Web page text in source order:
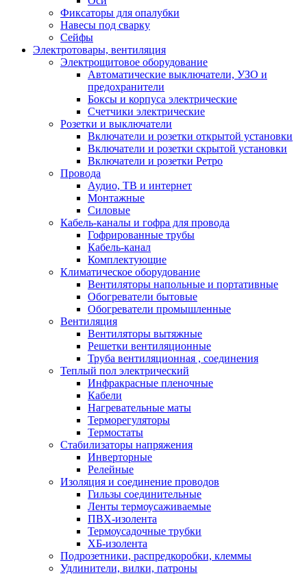
Фиксаторы для опалубки
Навесы под сварку
Сейфы
Электротовары, вентиляция
Электрощитовое оборудование
Автоматические выключатели, УЗО и
предохранители
Боксы и корпуса электрические
Счетчики электрические
Розетки и выключатели
Включатели и розетки открытой установки
Включатели и розетки скрытой установки
Включатели и розетки Ретро
Провода
Аудио, ТВ и интернет
Монтажные
Силовые
Кабель-каналы и гофра для провода
Гофрированные трубы
Кабель-канал
Комплектующие
Климатическое оборудование
Вентиляторы напольные и портативные
Обогреватели бытовые
Обогреватели промышленные
Вентиляция
Вентиляторы вытяжные
Решетки вентиляционные
Труба вентиляционная , соединения
Теплый пол электрический
Инфракрасные пленочные
Кабели
Нагревательные маты
Терморегуляторы
Термостаты
Стабилизаторы напряжения
Инверторные
Релейные
Изоляция и соединение проводов
Гильзы соединительные
Ленты термоусаживаемые
ПВХ-изолента
Термоусадочные трубки
ХБ-изолента
Подрозетники, распредкоробки, клеммы
Удлинители, вилки, патроны